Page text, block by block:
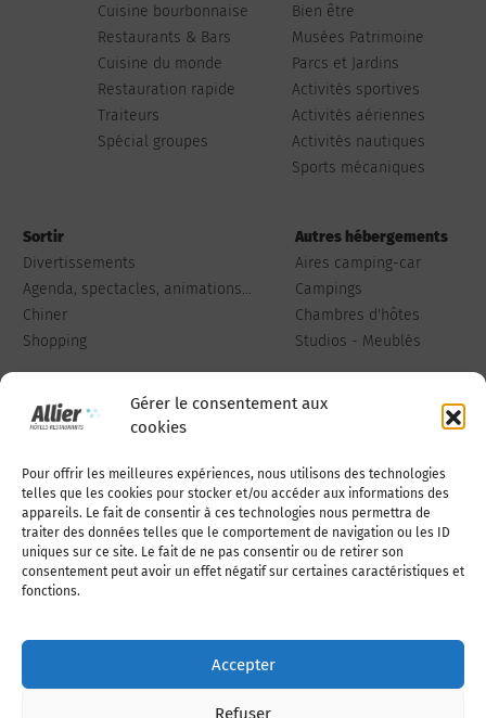
Gérer le consentement aux
cookies
Pour offrir les meilleures expériences, nous utilisons des technologies
telles que les cookies pour stocker et/ou accéder aux informations des
appareils. Le fait de consentir à ces technologies nous permettra de
traiter des données telles que le comportement de navigation ou les ID
uniques sur ce site. Le fait de ne pas consentir ou de retirer son
consentement peut avoir un effet négatif sur certaines caractéristiques et
fonctions.
Accepter
Refuser
Cuisine bourbonnaise
Restaurants & Bars
Cuisine du monde
Restauration rapide
Traiteurs
Spécial groupes
Bien être
Musées Patrimoine
Parcs et Jardins
Activités sportives
Activités aériennes
Activités nautiques
Sports mécaniques
Sortir
Divertissements
Agenda, spectacles, animations...
Chiner
Shopping
Autres hébergements
Aires camping-car
Campings
Chambres d'hôtes
Studios - Meublés
Qui sommes-nous Publiez votre annonce
Adhérer à l’association Nous contacter
Politique de cookies (UE)